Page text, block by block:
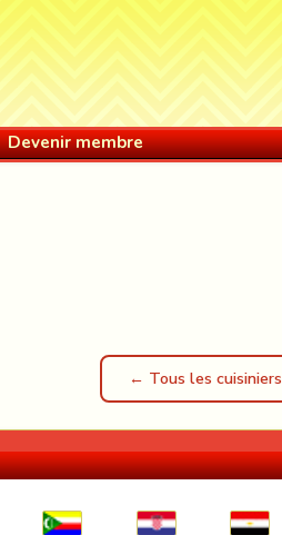
Devenir membre
← Tous les cuisiniers